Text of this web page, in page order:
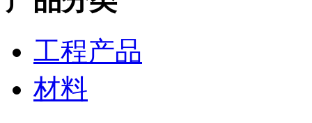
工程产品
材料